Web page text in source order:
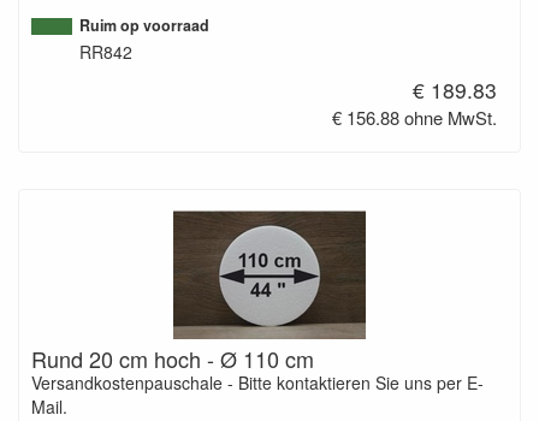
Ruim op voorraad
RR842
€ 189.83
€ 156.88 ohne MwSt.
Rund 20 cm hoch - Ø 110 cm
Versandkostenpauschale - Bitte kontaktieren Sie uns per E-
Mail.